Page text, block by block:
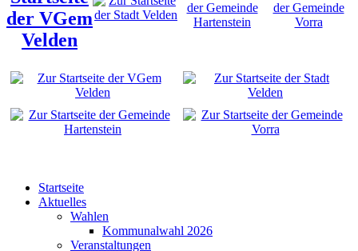
Startseite
Aktuelles
Wahlen
Kommunalwahl 2026
Veranstaltungen